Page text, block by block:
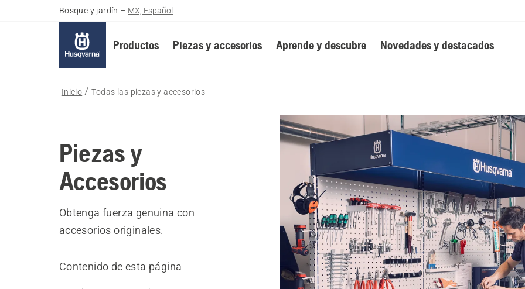
Bosque y jardín – MX, Español
Productos Piezas y accesorios Aprende y descubre Novedades y destacados
Inicio Todas las piezas y accesorios
Piezas y
Accesorios
Obtenga fuerza genuina con
accesorios originales.
Contenido de esta página